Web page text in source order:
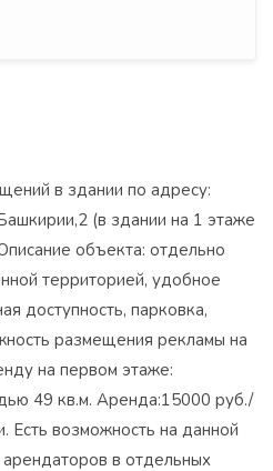
в здании по адресу:
(в здании на 1 этаже
объекта: отдельно
территорией, удобное
доступность, парковка,
размещения рекламы на
на первом этаже:
49 кв.м. Аренда:15000 руб./
Есть возможность на данной
в отдельных